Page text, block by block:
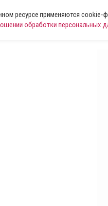
ресурсе применяются cookie-
обработки персональных